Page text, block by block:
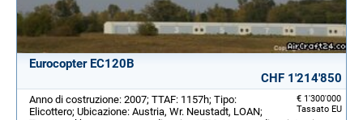
Eurocopter EC120B
CHF 1'214'850
€ 1'300'000
Tassato EU
Anno di costruzione: 2007; TTAF: 1157h; Tipo:
Elicottero; Ubicazione: Austria, Wr. Neustadt, LOAN;